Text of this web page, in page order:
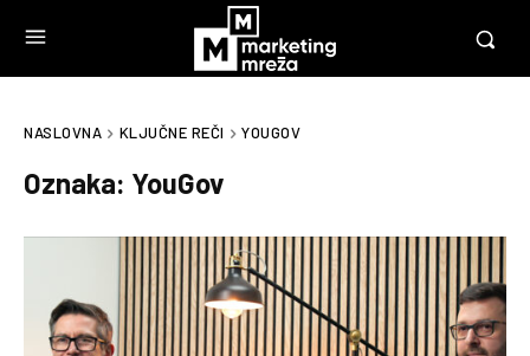
NASLOVNA KLJUČNE REČI YOUGOV
Oznaka: YouGov